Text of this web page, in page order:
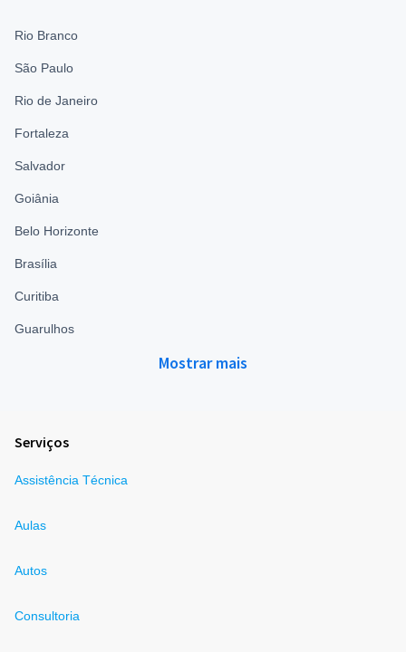
Rio Branco
São Paulo
Rio de Janeiro
Fortaleza
Salvador
Goiânia
Belo Horizonte
Brasília
Curitiba
Guarulhos
Mostrar mais
Serviços
Assistência Técnica
Aulas
Autos
Consultoria